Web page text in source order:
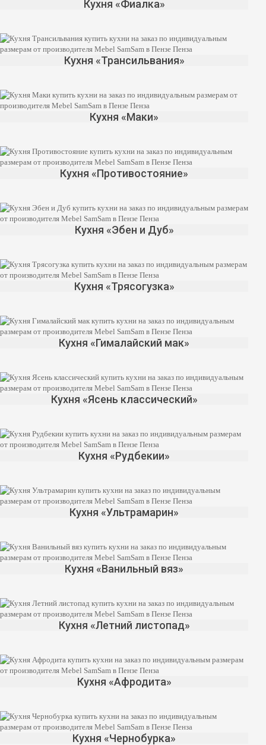
Кухня «Фиалка»
Кухня «Трансильвания»
Кухня «Маки»
Кухня «Противостояние»
Кухня «Эбен и Дуб»
Кухня «Трясогузка»
Кухня «Гималайский мак»
Кухня «Ясень классический»
Кухня «Рудбекии»
Кухня «Ультрамарин»
Кухня «Ванильный вяз»
Кухня «Летний листопад»
Кухня «Афродита»
Кухня «Чернобурка»